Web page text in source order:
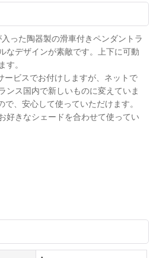
った陶器製の滑車付きペンダントラ
なデザインが素敵です。上下に可動
す。
ービスでお付けしますが、ネットで
ンス国内で新しいものに変えていま
、安心して使っていただけます。
好きなシェードを合わせて使ってい